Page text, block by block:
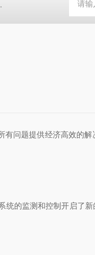
FR便携式有毒气体检
问题提供经济高效的
的监测和控制开启了